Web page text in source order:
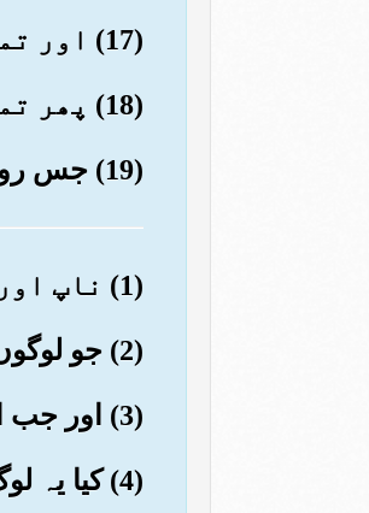
(17) اور تمہیں کیا معلوم کہ جزا کا دن کیسا ہے؟
(18) پھر تمہیں کیا معلوم کہ جزا کا دن کیسا ہے؟
(19) جس روز کوئی کسی کا بھلا نہ کر سکے گا اور حکم اس روز خدا ہی کا ہو گا
(1) ناپ اور تول میں کمی کرنے والوں کے لیے خرابی ہے
(2) جو لوگوں سے ناپ کر لیں تو پورا لیں
(3) اور جب ان کو ناپ کر یا تول کر دیں تو کم کر دیں
(4) کیا یہ لوگ نہیں جانتے کہ اٹھائے بھی جائیں گے